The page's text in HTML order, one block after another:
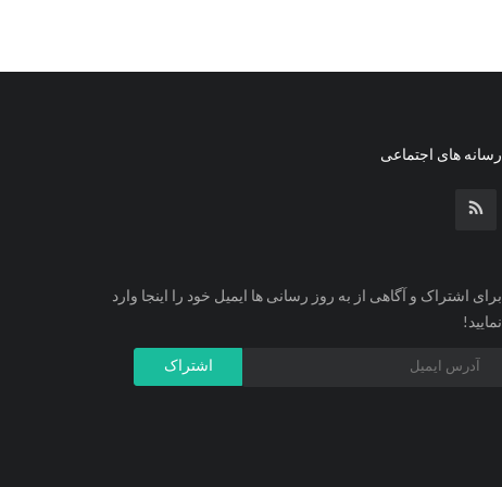
رسانه های اجتماعی
برای اشتراک و آگاهی از به روز رسانی ها ایمیل خود را اینجا وارد
نمایید!
اشتراک